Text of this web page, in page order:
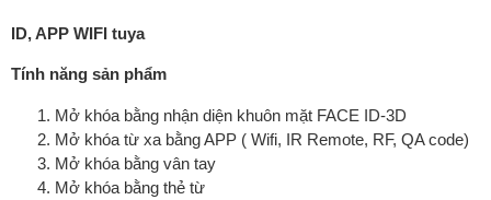
ID, APP WIFI tuya
Tính năng sản phẩm
Mở khóa bằng nhận diện khuôn mặt FACE ID-3D
Mở khóa từ xa bằng APP ( Wifi, IR Remote, RF, QA code)
Mở khóa bằng vân tay
Mở khóa bằng thẻ từ